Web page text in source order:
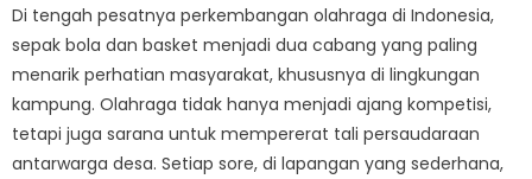
Di tengah pesatnya perkembangan olahraga di Indonesia,
sepak bola dan basket menjadi dua cabang yang paling
menarik perhatian masyarakat, khususnya di lingkungan
kampung. Olahraga tidak hanya menjadi ajang kompetisi,
tetapi juga sarana untuk mempererat tali persaudaraan
antarwarga desa. Setiap sore, di lapangan yang sederhana,